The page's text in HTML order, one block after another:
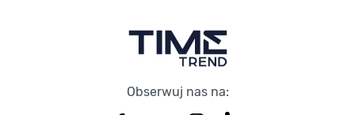
Obserwuj nas na: